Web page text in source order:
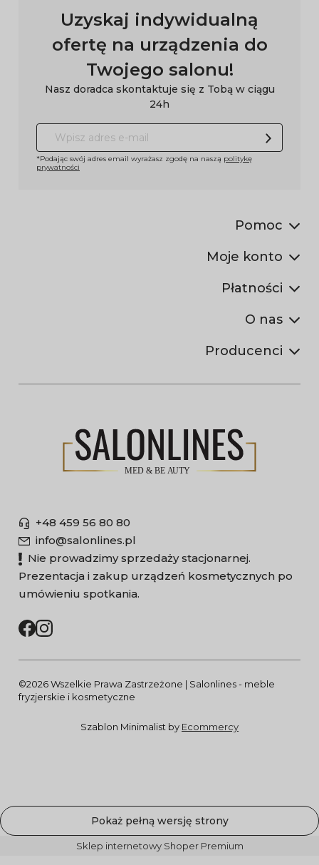
Uzyskaj indywidualną
ofertę na urządzenia do
Twojego salonu!
Nasz doradca skontaktuje się z Tobą w ciągu
24h
*Podając swój adres email wyrażasz zgodę na naszą politykę
prywatności
Pomoc
Moje konto
Płatności
O nas
Producenci
+48 459 56 80 80
info@salonlines.pl
Nie prowadzimy sprzedaży stacjonarnej.
Prezentacja i zakup urządzeń kosmetycznych po
umówieniu spotkania.
©2026 Wszelkie Prawa Zastrzeżone | Salonlines - meble
fryzjerskie i kosmetyczne
Szablon Minimalist by Ecommercy
Pokaż pełną wersję strony
Sklep internetowy Shoper Premium